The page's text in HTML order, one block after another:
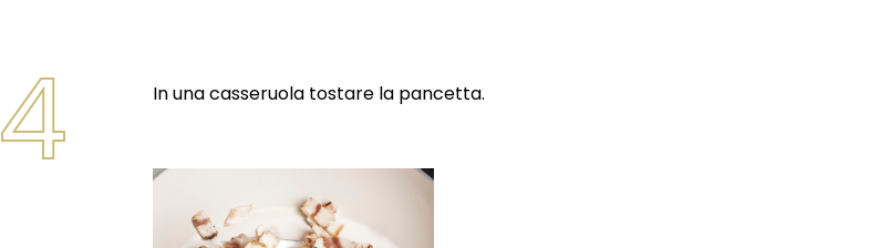
4 In una casseruola tostare la pancetta.